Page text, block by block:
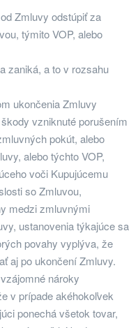
Zmluvy odstúpiť za
týmito VOP, alebo
zaniká, a to v rozsahu
ukončenia Zmluvy
vzniknuté porušením
pokút, alebo
alebo týchto VOP,
voči Kupujúcemu
so Zmluvou,
medzi zmluvnými
ustanovenia týkajúce sa
povahy vyplýva, že
aj po ukončení Zmluvy.
nároky
v prípade akéhokoľvek
ponechá všetok tovar,